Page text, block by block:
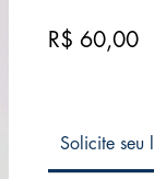
R$ 60,00
Solicite seu